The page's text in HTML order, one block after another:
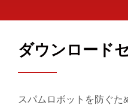
ダウンロード
スパムロボットを防ぐた